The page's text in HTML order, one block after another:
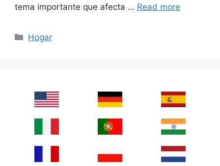
tema importante que afecta … Read more
Categories
Hogar